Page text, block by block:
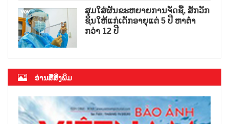
ສຸມໃສ່ຜັນຂະຫຍາຍການຈັດຊື້, ສັກວັກ
ຊິນໃຫ້ແກ່ເດັກອາຍຸແຕ່ 5 ປີ ຫາຕ່ຳ
ກວ່າ 12 ປີ
ອ່ານສື່ສິ່ງພິມ